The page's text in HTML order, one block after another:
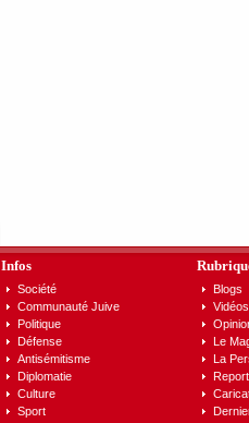
Infos
Société
Communauté Juive
Politique
Défense
Antisémitisme
Diplomatie
Culture
Sport
Blogs
Vidéos
Le
La